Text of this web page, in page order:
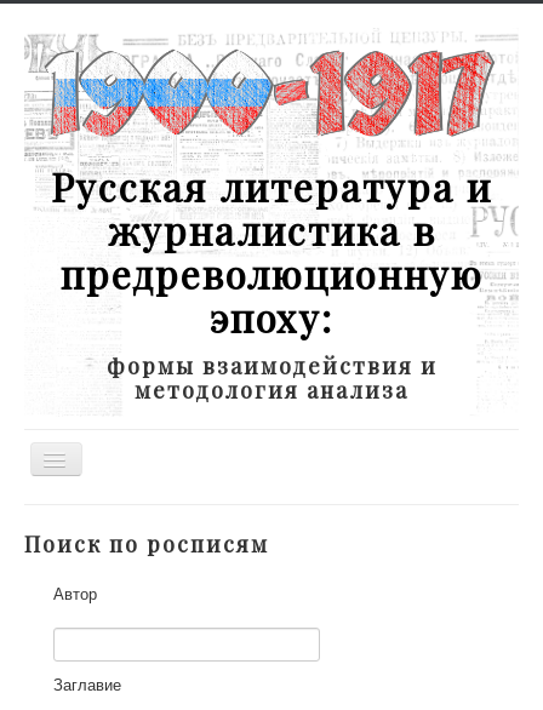
Русская литература и
журналистика в
предреволюционную
эпоху:
формы взаимодействия и
методология анализа
Toggle
Участники
Научная работа
Поиск по росписям
Автор
Заглавие